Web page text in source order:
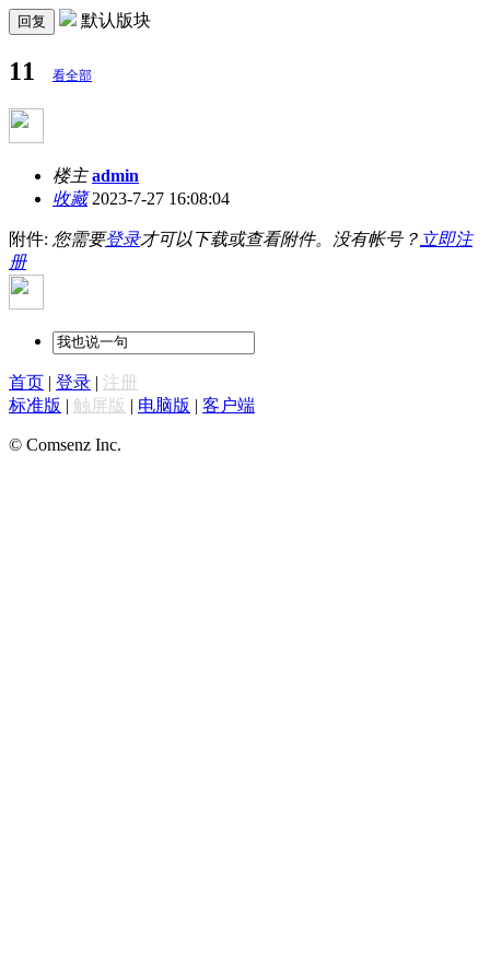
回复 默认版块
11 看全部
楼主 admin
收藏2023-7-27 16:08:04
附件: 您需要登录才可以下载或查看附件。没有帐号？ 立即注
册
首页 | 登录 | 注册
标准版 | 触屏版 | 电脑版 | 客户端
© Comsenz Inc.